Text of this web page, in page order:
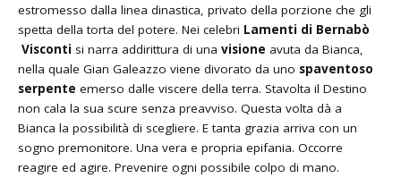
estromesso dalla linea dinastica, privato della porzione che gli
spetta della torta del potere. Nei celebri Lamenti di Bernabò
Visconti si narra addirittura di unavisione avuta da Bianca,
nella quale Gian Galeazzo viene divorato da uno spaventoso
serpente emerso dalle viscere della terra. Stavolta il Destino
non cala la sua scure senza preavviso. Questa volta dà a
Bianca la possibilità di scegliere. E tanta grazia arriva con un
sogno premonitore. Una vera e propria epifania. Occorre
reagire ed agire. Prevenire ogni possibile colpo di mano.